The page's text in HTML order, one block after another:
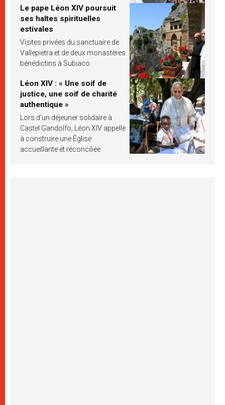
Le pape Léon XIV poursuit
ses haltes spirituelles
estivales
Visites privées du sanctuaire de
Vallepietra et de deux monastères
bénédictins à Subiaco
Léon XIV : « Une soif de
justice, une soif de charité
authentique »
Lors d’un déjeuner solidaire à
Castel Gandolfo, Léon XIV appelle
à construire une Église
accueillante et réconciliée